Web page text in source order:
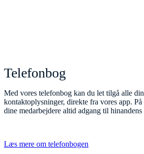
Telefonbog
Med vores telefonbog kan du let tilgå alle
kontaktoplysninger, direkte fra vores app.
dine medarbejdere altid adgang til
Læs mere om telefonbogen